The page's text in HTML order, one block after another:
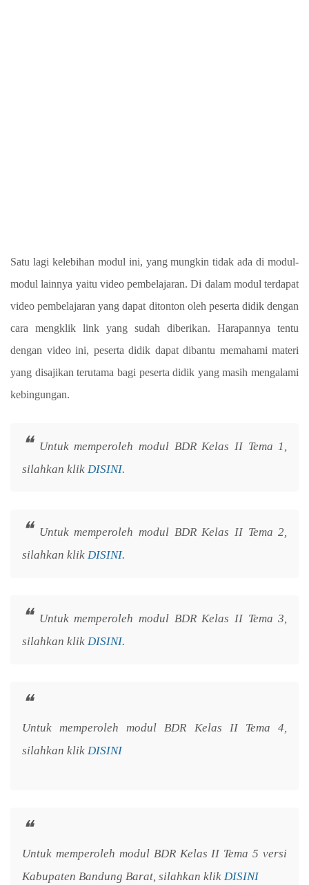
Satu lagi kelebihan modul ini, yang mungkin tidak ada di modul-
modul lainnya yaitu video pembelajaran. Di dalam modul terdapat
video pembelajaran yang dapat ditonton oleh peserta didik dengan
cara mengklik link yang sudah diberikan. Harapannya tentu
dengan video ini, peserta didik dapat dibantu memahami materi
yang disajikan terutama bagi peserta didik yang masih mengalami
kebingungan.
Untuk memperoleh modul BDR Kelas II Tema 1,
silahkan klik DISINI.
Untuk memperoleh modul BDR Kelas II Tema 2,
silahkan klik DISINI.
Untuk memperoleh modul BDR Kelas II Tema 3,
silahkan klik DISINI.
Untuk memperoleh modul BDR Kelas II Tema 4,
silahkan klik DISINI
Untuk memperoleh modul BDR Kelas II Tema 5 versi
Kabupaten Bandung Barat, silahkan klik DISINI